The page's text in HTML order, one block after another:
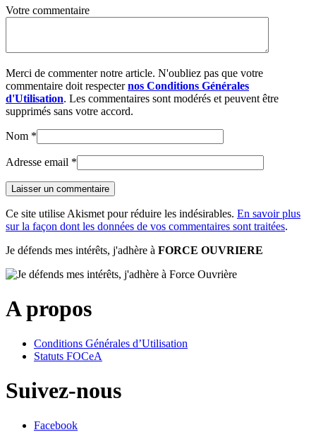
Votre commentaire
Merci de commenter notre article. N'oubliez pas que votre
commentaire doit respecternos Conditions Générales
d'Utilisation. Les commentaires sont modérés et peuvent être
supprimés sans votre accord.
Nom *
Adresse email *
Ce site utilise Akismet pour réduire les indésirables. En savoir plus
sur la façon dont les données de vos commentaires sont traitées.
Je défends mes intérêts, j'adhère à FORCE OUVRIERE
A propos
Conditions Générales d’Utilisation
Statuts FOCeA
Suivez-nous
Facebook